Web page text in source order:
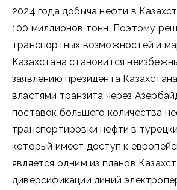
2024 года добыча нефти в
100 миллионов тонн. Поэтому
транспортных возможностей и
Казахстана становится
заявлению президента
властями транзита через
поставок большего количества
транспортировки нефти в
который имеет доступ к
является одним из планов
диверсификации линий